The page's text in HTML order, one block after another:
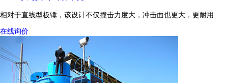
相对于直线型板锤，该设计不仅撞击力度大，冲击面也更大，更耐用
在线询价